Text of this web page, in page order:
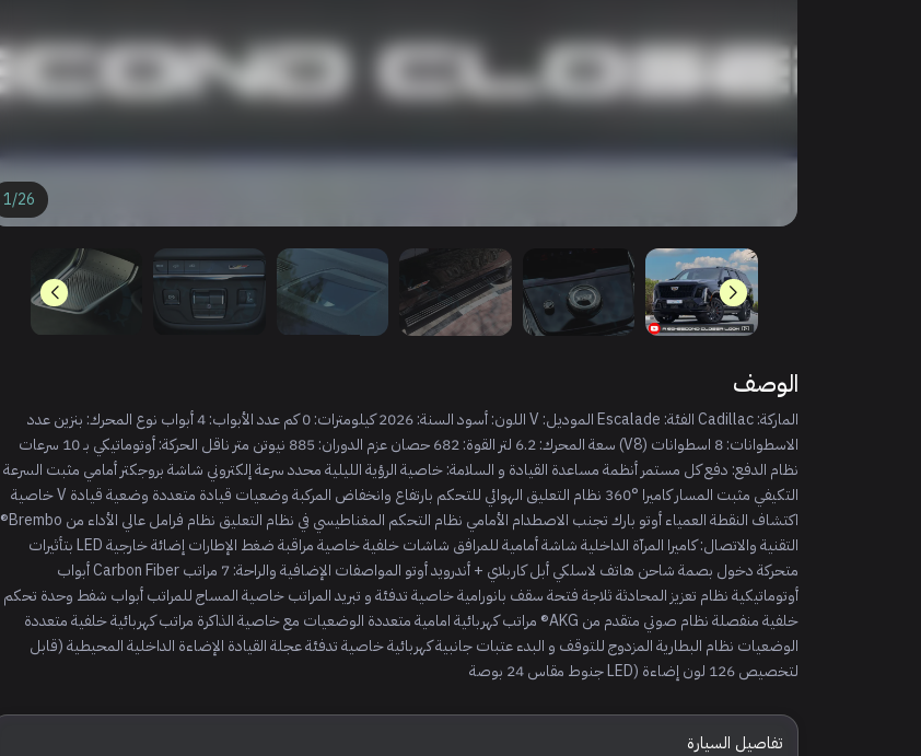
1/26
الوصف
الماركة: Cadillac الفئة: Escalade الموديل: V اللون: أسود السنة: 2026 كيلومترات: 0 كم عدد الأبواب: 4 أبواب نوع المحرك: بنزين عدد
الاسطوانات: 8 اسطوانات (V8) سعة المحرك: 6.2 لتر القوة: 682 حصان عزم الدوران: 885 نيوتن متر ناقل الحركة: أوتوماتيكي بـ 10 سرعات
نظام الدفع: دفع كل مستمر أنظمة مساعدة القيادة و السلامة: خاصية الرؤية الليلية محدد سرعة إلكتروني شاشة بروجكتر أمامي مثبت السرعة
التكيفي مثبت المسار كاميرا °360 نظام التعليق الهوائي للتحكم بارتفاع وانخفاض المركبة وضعيات قيادة متعددة وضعية قيادة V خاصية
اكتشاف النقطة العمياء أوتو بارك تجنب الاصطدام الأمامي نظام التحكم المغناطيسي في نظام التعليق نظام فرامل عالي الأداء من Brembo®
التقنية والاتصال: كاميرا المرآة الداخلية شاشة أمامية للمرافق شاشات خلفية خاصية مراقبة ضغط الإطارات إضائة خارجية LED بتأثيرات
متحركة دخول بصمة شاحن هاتف لاسلكي أبل كاربلاي + أندرويد أوتو المواصفات الإضافية والراحة: 7 مراتب Carbon Fiber أبواب
أوتوماتيكية نظام تعزيز المحادثة ثلاجة فتحة سقف بانورامية خاصية تدفئة و تبريد المراتب خاصية المساج للمراتب أبواب شفط وحدة تحكم
خلفية منفصلة نظام صوتي متقدم من AKG® مراتب كهربائية امامية متعددة الوضعيات مع خاصية الذاكرة مراتب كهربائية خلفية متعددة
الوضعيات نظام البطارية المزدوج للتوقف و البدء عتبات جانبية كهربائية خاصية تدفئة عجلة القيادة الإضاءة الداخلية المحيطية (قابل
لتخصيص 126 لون إضاءة (LED جنوط مقاس 24 بوصة
تفاصيل السيارة